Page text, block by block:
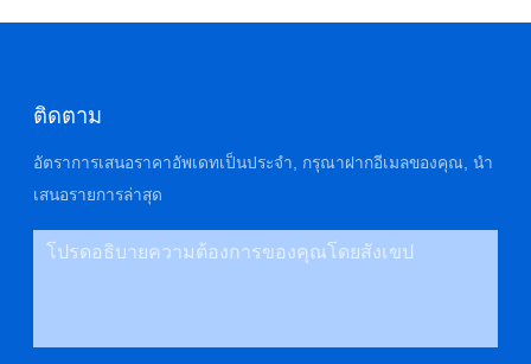
ติดตาม
อัตราการเสนอราคาอัพเดทเป็นประจํา, กรุณาฝากอีเมลของคุณ, นํา
เสนอรายการล่าสุด